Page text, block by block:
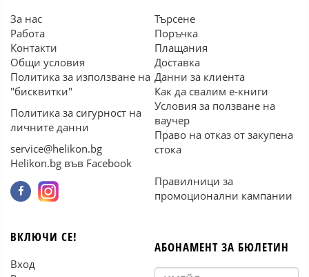
За нас
Работа
Контакти
Общи условия
Политика за използване на
"бисквитки"
Политика за сигурност на
личните данни
service@helikon.bg
Helikon.bg във Facebook
Търсене
Поръчка
Плащания
Доставка
Данни за клиента
Как да свалим е-книги
Условия за ползване на
ваучер
Право на отказ от закупена
стока
Правилници за
промоционални кампании
ВКЛЮЧИ СЕ!
Вход
АБОНАМЕНТ ЗА БЮЛЕТИН